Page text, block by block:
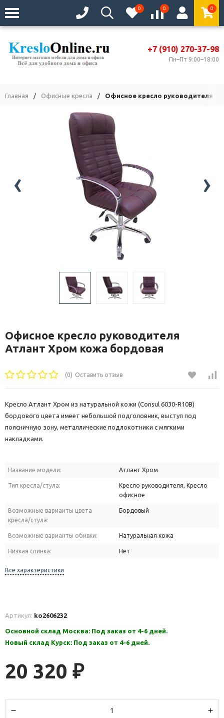
0 0 0
+7 (910) 270-37-98
Пн–Пт 9:00–18:00
Главная / Офисные кресла / Офисное кресло руководителя
‹ ›
Офисное кресло руководителя
Атлант Хром кожа бордовая
(0) Оставить отзыв
Кресло Атлант Хром из натуральной кожи (Consul 6030-R10B)
бордового цвета имеет небольшой подголовник, выступ под
поясничную зону, металлические подлокотники с мягкими
накладками.
Название модели: Атлант Хром
Тип кресла/стула:
Кресло руководителя, Кресло
офисное
Возможные варианты цвета
кресла/стула:
Бордовый
Возможные варианты обивки: Натуральная кожа
Низкая спинка: Нет
Все характеристики
Артикул: ko2606232
Основной склад Москва: Под заказ от 4-6 дней.
Новый склад Курск: Под заказ от 4-6 дней.
20 320 ₽